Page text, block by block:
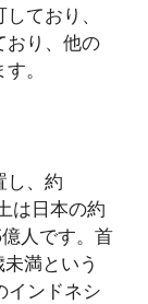
ており、
おり、他の
。
し、約
は日本の約
人です。首
満という
インドネシ